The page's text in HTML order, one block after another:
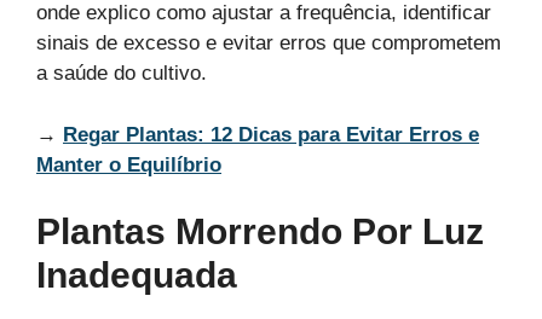
onde explico como ajustar a frequência, identificar
sinais de excesso e evitar erros que comprometem
a saúde do cultivo.
→ Regar Plantas: 12 Dicas para Evitar Erros e
Manter o Equilíbrio
Plantas Morrendo Por Luz
Inadequada